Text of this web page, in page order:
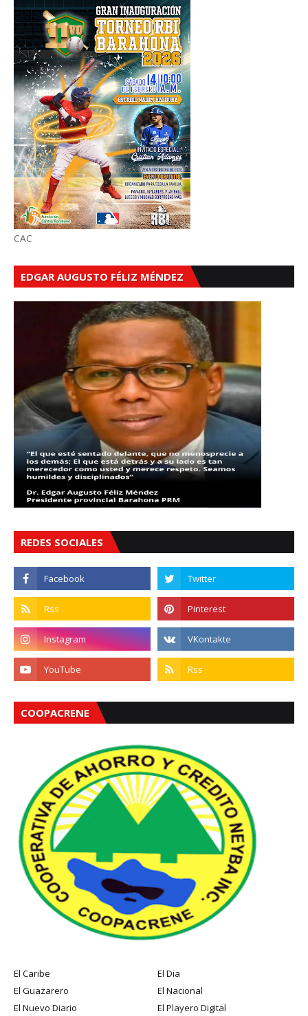
CAC
EDGAR AUGUSTO FÉLIZ MÉNDEZ
REDES SOCIALES
COOPACRENE
El Caribe
El Dia
El Guazarero
El Nacional
El Nuevo Diario
El Playero Digital